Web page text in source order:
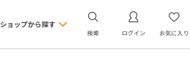
ショップから探す
検索 ログイン お気に入り